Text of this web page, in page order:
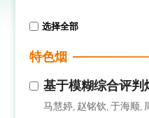
选择全部
特色烟
基于模糊综合评判
马慧婷, 赵铭钦, 于海顺,